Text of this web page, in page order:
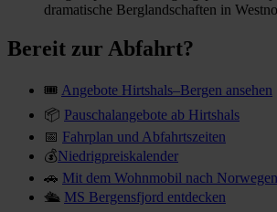
dramatische Berglandschaften in
Bereit zur Abfahrt?
🎟 Angebote Hirtshals–Bergen ansehen
📦 Pauschalangebote ab Hirtshals
📅 Fahrplan und Abfahrtszeiten
💰Niedrigpreiskalender
🚗 Mit dem Wohnmobil nach Norwegen
🛳 MS Bergensfjord entdecken